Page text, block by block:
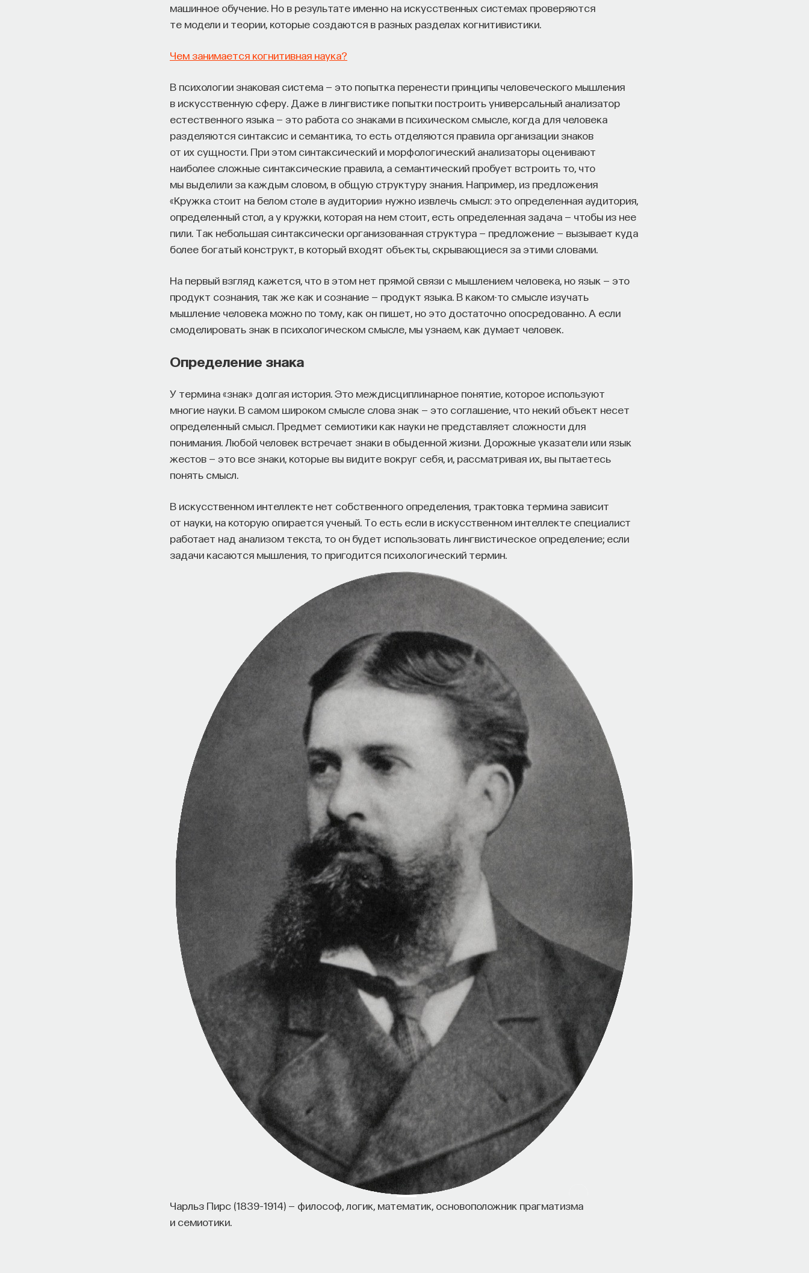
машинное обучение. Но в результате именно на искусственных системах проверяются
те модели и теории, которые создаются в разных разделах когнитивистики.
Чем занимается когнитивная наука?
В психологии знаковая система — это попытка перенести принципы человеческого мышления
в искусственную сферу. Даже в лингвистике попытки построить универсальный анализатор
естественного языка — это работа со знаками в психическом смысле, когда для человека
разделяются синтаксис и семантика, то есть отделяются правила организации знаков
от их сущности. При этом синтаксический и морфологический анализаторы оценивают
наиболее сложные синтаксические правила, а семантический пробует встроить то, что
мы выделили за каждым словом, в общую структуру знания. Например, из предложения
«Кружка стоит на белом столе в аудитории» нужно извлечь смысл: это определенная аудитория,
определенный стол, а у кружки, которая на нем стоит, есть определенная задача — чтобы из нее
пили. Так небольшая синтаксически организованная структура — предложение — вызывает куда
более богатый конструкт, в который входят объекты, скрывающиеся за этими словами.
На первый взгляд кажется, что в этом нет прямой связи с мышлением человека, но язык — это
продукт сознания, так же как и сознание — продукт языка. В каком-то смысле изучать
мышление человека можно по тому, как он пишет, но это достаточно опосредованно. А если
смоделировать знак в психологическом смысле, мы узнаем, как думает человек.
Определение знака
У термина «знак» долгая история. Это междисциплинарное понятие, которое используют
многие науки. В самом широком смысле слова знак — это соглашение, что некий объект несет
определенный смысл. Предмет семиотики как науки не представляет сложности для
понимания. Любой человек встречает знаки в обыденной жизни. Дорожные указатели или язык
жестов — это все знаки, которые вы видите вокруг себя, и, рассматривая их, вы пытаетесь
понять смысл.
В искусственном интеллекте нет собственного определения, трактовка термина зависит
от науки, на которую опирается ученый. То есть если в искусственном интеллекте специалист
работает над анализом текста, то он будет использовать лингвистическое определение; если
задачи касаются мышления, то пригодится психологический термин.
Чарльз Пирс (1839–1914) — философ, логик, математик, основоположник прагматизма
и семиотики.